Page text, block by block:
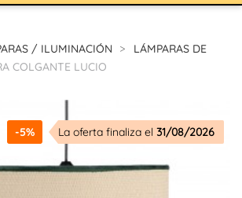
/ ILUMINACIÓN
LÁMPARAS DE
COLGANTE LUCIO
-5% La oferta finaliza el 31/08/2026